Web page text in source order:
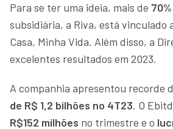
Para se ter uma ideia, mais de
subsidiária, a Riva, está vinculado
Casa, Minha Vida. Além disso, a
excelentes resultados em 2023.
A companhia apresentou recorde
de R$ 1,2 bilhões no 4T23. O
R$152 milhões no trimestre e o